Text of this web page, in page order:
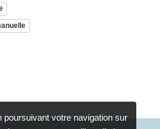
poursuivant votre navigation sur